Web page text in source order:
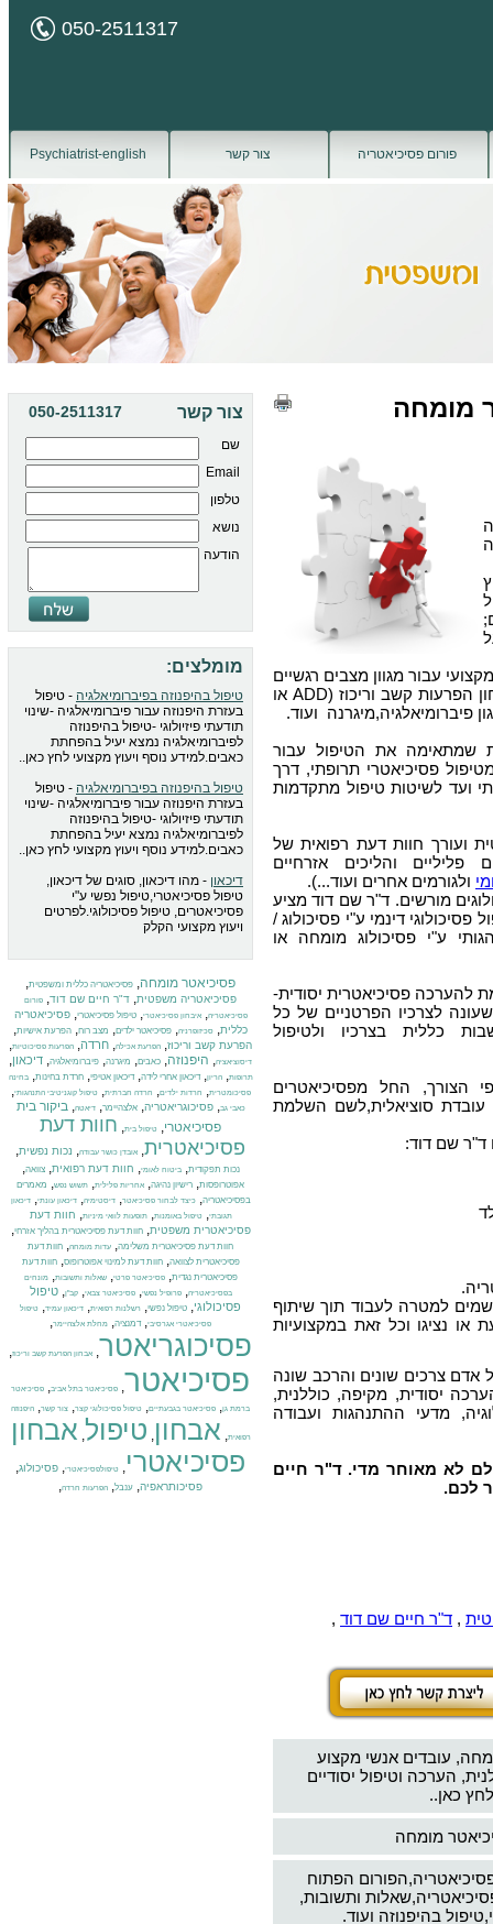
050-2511317
פורום פסיכיאטריה צור קשר Psychiatrist-english
מומחה
עבור מגוון מצבים רגשיים
, איבחון הפרעות קשב וריכוז (ADD או
שמתאימה את הטיפול עבור
פסיכיאטרי תרופתי, דרך
ועד לשיטות טיפול מתקדמות
ועורך חוות דעת רפואית של
והליכים אזרחיים
ולגורמים אחרים ועוד...).
מורשים. ד"ר שם דוד מציע
דינמי ע"י פסיכולוג /
ע"י פסיכולוג מומחה או
להערכה פסיכיאטרית יסודית-
לצרכיו הפרטניים של כל
כללית בצרכיו ולטיפול
הצורך, החל מפסיכיאטרים
עובדת סוציאלית,לשם השלמת
ד"ר שם דוד:
למטרה לעבוד תוך שיתוף
נציגו וכל זאת במקצועיות
צרכים שונים והרכב שונה
יסודית, מקיפה, כוללנית,
מדעי ההתנהגות ועבודה
לא מאוחר מדי. ד"ר חיים
לכם.
, ד"ר חיים שם דוד ,
עובדים אנשי מקצוע
הערכה וטיפול יסודיים
כאן..
מומחה
הפתוח
ותשובות,
בהיפנוזה ועוד.
050-2511317 צור קשר
שם
Email
טלפון
נושא
הודעה
מומלצים:
טיפול בהיפנוזה בפיברומיאלגיה - טיפול
בעזרת היפנוזה עבור פיברומיאלגיה -שינוי
תודעתי פיזיולוגי -טיפול בהיפנוזה
לפיברומיאלגיה נמצא יעיל בהפחתת
כאבים.למידע נוסף ויעוץ מקצועי לחץ כאן..
טיפול בהיפנוזה בפיברומיאלגיה - טיפול
בעזרת היפנוזה עבור פיברומיאלגיה -שינוי
תודעתי פיזיולוגי -טיפול בהיפנוזה
לפיברומיאלגיה נמצא יעיל בהפחתת
כאבים.למידע נוסף ויעוץ מקצועי לחץ כאן..
דיכאון - מהו דיכאון, סוגים של דיכאון,
טיפול פסיכיאטרי,טיפול נפשי ע"י
פסיכיאטרים, טיפול פסיכולוגי.לפרטים
ויעוץ מקצועי הקלק
פסיכיאטר מומחה, פסיכיאטריה כללית ומשפטית,
פסיכיאטריה משפטית, ד"ר חיים שם דוד, פורום
פסיכיאטריה,איבחון פסיכיאטרי,טיפול פסיכיאטרי,פסיכיאטריה
כללית, סכיזופרניה, פסיכיאטר ילדים, מצב רוח, הפרעת אישיות,
הפרעת קשב וריכוז, הפרעת אכילה, חרדה, הפרעות פסיכוטיות,
דיסוציאציה, היפנוזה, כאבים, מיגרנה, פיברומיאלגיה, דיכאון,
תרופות,הריון,דיכאון אחרי לידה,דיכאון אטיפי,חרדת בחינות,בחינה
פסיכומטרית, חרדות ילדים, חרדה חברתית,טיפול קוגניטיבי התנהגותי,
כאבי גב,פסיכוגריאטריה,אלצהיימר,דיאטה,ביקור בית
פסיכיאטרי, טיפול בית, חוות דעת
פסיכיאטרית, אובדן כושר עבודה, נכות נפשית,
נכות תפקודית,ביטוח לאומי, חוות דעת רפואית,צוואה,
אפוטרופסות, רישיון נהיגה, אחריות פלילית, תשוש נפש, מאמרים
בפסיכיאטריה,כיצד לבחור פסיכיאטר,דיסטימיה,דיכאון עונתי,דיכאון
תגובתי,טיפול באומנות,תופעות לוואי מיניות, חוות דעת
פסיכיאטרית משפטית,חוות דעת פסיכיאטרית בהליך אזרחי,
חוות דעת פסיכיאטרית משלימה, עדות מומחה, חוות דעת
פסיכיאטרית לצוואה,חוות דעת למינוי אפוטרופוס,חוות דעת
פסיכיאטרית נגדית,פסיכיאטר פרטי,שאלות ותשובות,מונחים
בפסיכיאטריה,פרופיל נפשי,פסיכיאטר צבאי,קב"ן,טיפול
פסיכולוגי, טיפול נפשי, רשלנות רפואית, דיכאון עמיד, טיפול
פסיכיאטרי אגרסיבי,דמנציה, מחלת אלצהיימר,
פסיכוגריאטר, אבחון הפרעת קשב וריכוז,
פסיכיאטר, פסיכיאטר בתל אביב, פסיכיאטר
ברמת גן, פסיכיאטר בגבעתיים, טיפול פסיכולוגי קצר, צור קשר, היפנוזה
רפואית, אבחון, טיפול, אבחון
פסיכיאטרי, טיפולפסיכיאטרי, פסיכולוג,
פסיכותראפיה, ענבל, הפרעות חרדה,